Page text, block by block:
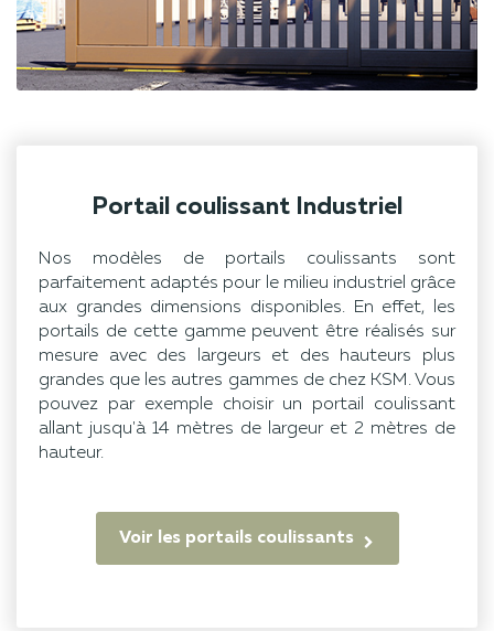
Portail coulissant Industriel
Nos modèles de portails coulissants sont
parfaitement adaptés pour le milieu industriel grâce
aux grandes dimensions disponibles. En effet, les
portails de cette gamme peuvent être réalisés sur
mesure avec des largeurs et des hauteurs plus
grandes que les autres gammes de chez KSM. Vous
pouvez par exemple choisir un portail coulissant
allant jusqu'à 14 mètres de largeur et 2 mètres de
hauteur.
Voir les portails coulissants